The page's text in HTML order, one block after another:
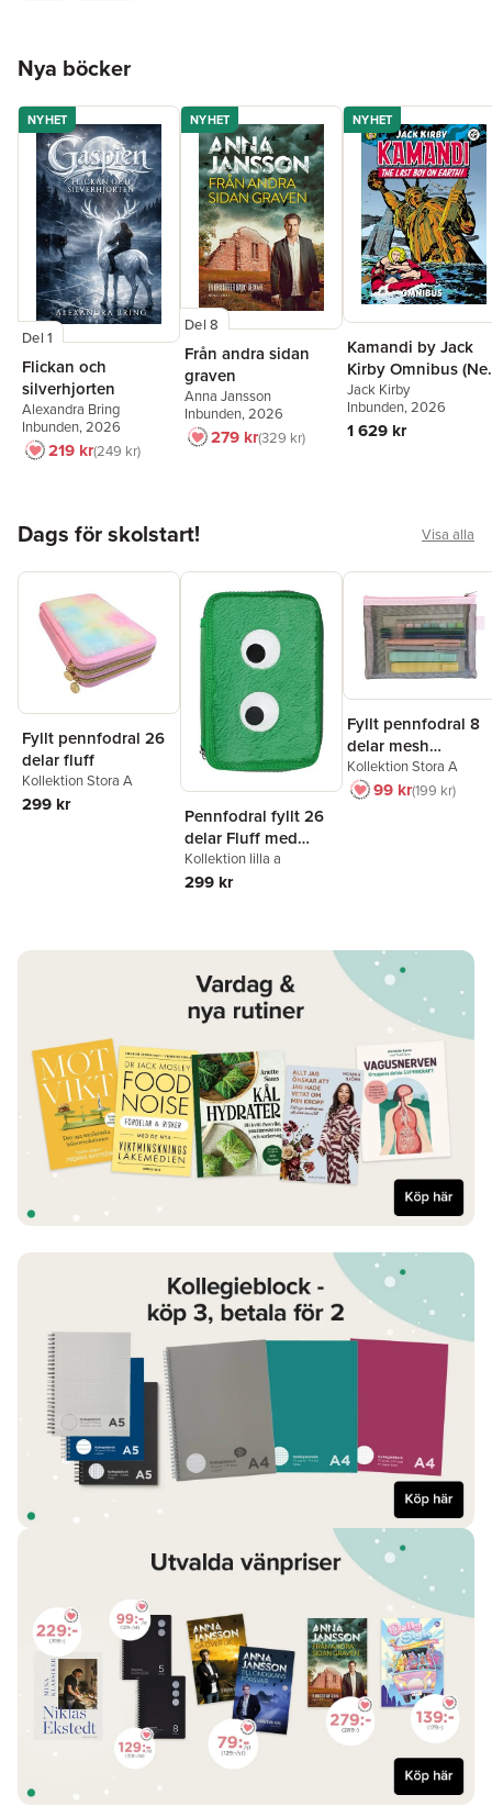
Nya böcker
NYHET
Del 1
Flickan och
silverhjorten
Alexandra Bring
Inbunden, 2026
219 kr249 kr
NYHET
Del 8
Från andra sidan
graven
Anna Jansson
Inbunden, 2026
279 kr329 kr
NYHET
Kamandi by Jack
Kirby Omnibus
Edition)
Jack Kirby
Inbunden, 2026
1 629 kr
Dags för skolstart! Visa alla
Fyllt pennfodral 26
delar fluff
Kollektion Stora A
299 kr
Pennfodral fyllt 26
delar Fluff med
ögon grönt
Kollektion lilla a
299 kr
Fyllt pennfodral 8
delar mesh
rosa/grön
Kollektion Stora A
99 kr199 kr